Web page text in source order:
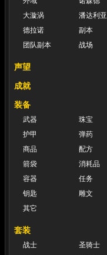
大漩涡
潘达利亚
德拉诺
副本
团队副本
战场
声望
成就
装备
武器
珠宝
护甲
弹药
商品
配方
箭袋
消耗品
容器
任务
钥匙
雕文
其它
套装
战士
圣骑士